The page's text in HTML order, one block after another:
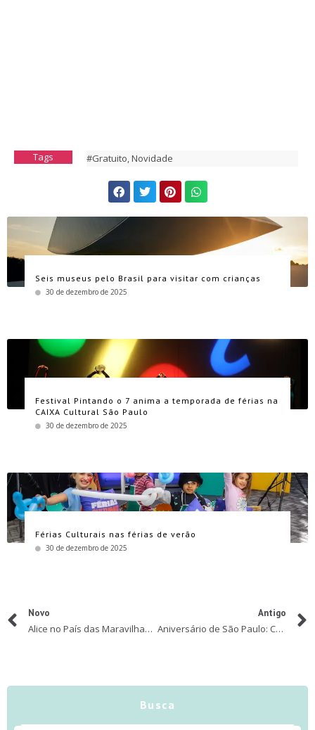
Tags #Gratuito,Novidade
Seis museus pelo Brasil para visitar com crianças
30 de dezembro de 2025
Festival Pintando o 7 anima a temporada de férias na
CAIXA Cultural São Paulo
30 de dezembro de 2025
Férias Culturais nas férias de verão
30 de dezembro de 2025
Novo
Alice no País das Maravilhas é tema de espetáculos teatrais gratuitos na programação de férias do Complexo Tatuapé
Antigo
Aniversário de São Paulo: Conheça 5 roteiros pedagógicos para se aprofundar na rica história da capital paulista
Busca